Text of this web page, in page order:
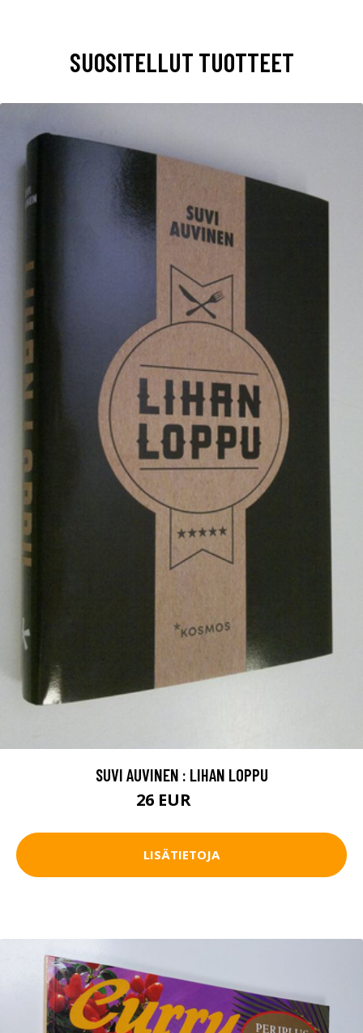
SUOSITELLUT TUOTTEET
SUVI AUVINEN : LIHAN LOPPU
26 EUR
LISÄTIETOJA